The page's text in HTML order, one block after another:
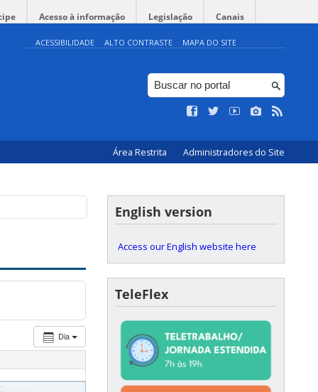
Acesso à informação Legislação Canais
ACESSIBILIDADE ALTO CONTRASTE MAPA DO SITE
Área Restrita Administradores do Site
Dia
CFH
English version
Access our English website here
TeleFlex